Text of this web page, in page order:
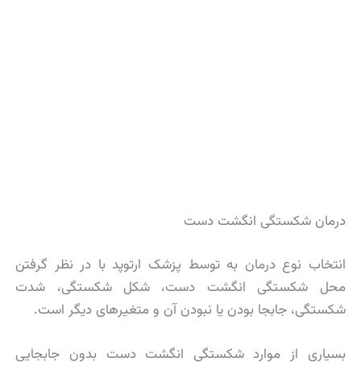
درمان شکستگی انگشت دست
انتخاب نوع درمان به توسط پزشک ارتوپد با در نظر گرفتن
محل شکستگی انگشت دست، شکل شکستگی، شدت
شکستگی، جابجا بودن یا نبودن آن و متغیرهای دیگر است.
بسیاری از موارد شکستگی انگشت دست بدون جابجایی